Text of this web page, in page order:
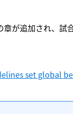
が追加され、試
set global